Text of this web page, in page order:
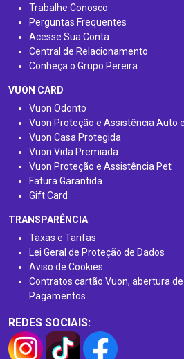
Trabalhe Conosco
Perguntas Frequentes
Acesse Sua Conta
Central de Relacionamento
Conheça o Grupo Pereira
VUON CARD
Vuon Odonto
Vuon Proteção e Assistência Auto
Vuon Casa Protegida
Vuon Vida Premiada
Vuon Proteção e Assistência Pet
Fatura Garantida
Gift Card
TRANSPARÊNCIA
Taxas e Tarifas
Lei Geral de Proteção de Dados
Aviso de Cookies
Contratos cartão Vuon, abertura
Pagamentos
REDES SOCIAIS: